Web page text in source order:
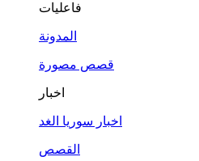
فاعليات
المدونة
قصص مصورة
اخبار
اخبار سوريا الغد
القصص